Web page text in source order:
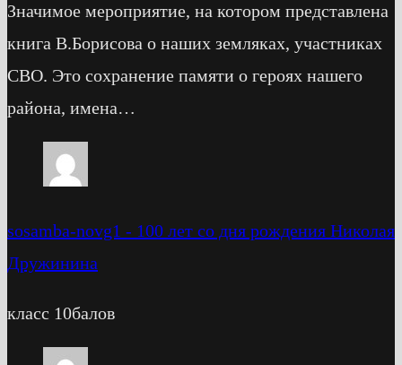
Значимое мероприятие, на котором представлена
книга В.Борисова о наших земляках, участниках
СВО. Это сохранение памяти о героях нашего
района, имена…
sosamba-novg1 - 100 лет со дня рождения Николая
Дружинина
класс 10балов